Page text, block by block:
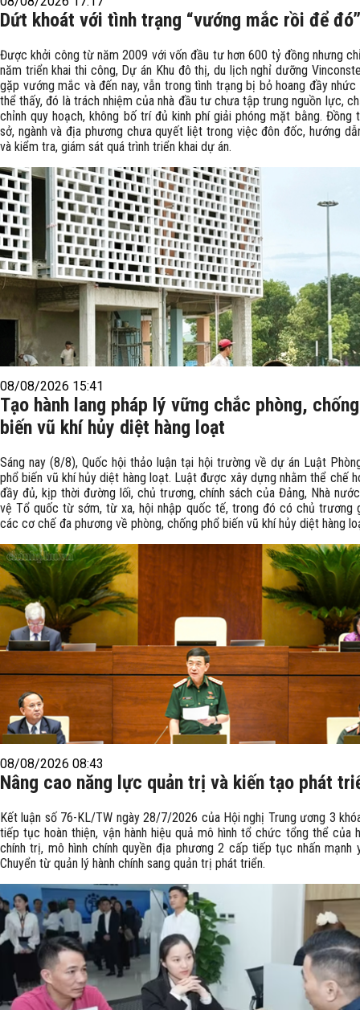
Dứt khoát với tình trạng “vướng mắc rồi để đó”
Được khởi công từ năm 2009 với vốn đầu tư hơn 600 tỷ đồng nhưng
năm triển khai thi công, Dự án Khu đô thị, du lịch nghỉ dưỡng
gặp vướng mắc và đến nay, vẫn trong tình trạng bị bỏ hoang đầy nhức
thể thấy, đó là trách nhiệm của nhà đầu tư chưa tập trung nguồn lực,
chỉnh quy hoạch, không bố trí đủ kinh phí giải phóng mặt bằng. Đồng
sở, ngành và địa phương chưa quyết liệt trong việc đôn đốc, hướng
và kiểm tra, giám sát quá trình triển khai dự án.
08/08/2026 15:41
Tạo hành lang pháp lý vững chắc phòng,
biến vũ khí hủy diệt hàng loạt
Sáng nay (8/8), Quốc hội thảo luận tại hội trường về dự án Luật
phổ biến vũ khí hủy diệt hàng loạt. Luật được xây dựng nhằm thể chế
đầy đủ, kịp thời đường lối, chủ trương, chính sách của Đảng, Nhà
vệ Tổ quốc từ sớm, từ xa, hội nhập quốc tế, trong đó có chủ trương
các cơ chế đa phương về phòng, chống phổ biến vũ khí hủy diệt hàng
08/08/2026 08:43
Nâng cao năng lực quản trị và kiến tạo phát
Kết luận số 76-KL/TW ngày 28/7/2026 của Hội nghị Trung ương 3
tiếp tục hoàn thiện, vận hành hiệu quả mô hình tổ chức tổng thể của
chính trị, mô hình chính quyền địa phương 2 cấp tiếp tục nhấn mạnh
Chuyển từ quản lý hành chính sang quản trị phát triển.